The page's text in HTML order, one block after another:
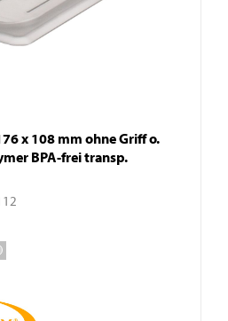
x 108 mm ohne Griff o.
BPA-frei transp.